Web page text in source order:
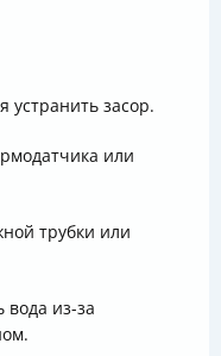
устранить засор.
или
трубки или
вода из-за